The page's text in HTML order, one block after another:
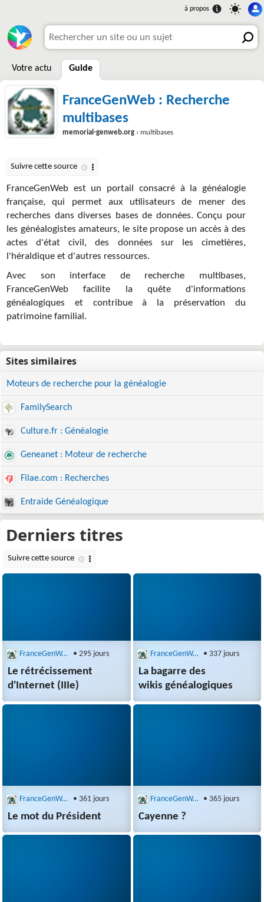
Votre actu Guide
FranceGenWeb : Recherche
multibases
memorial-genweb.org › multibases
FranceGenWeb est un portail consacré à la généalogie
française, qui permet aux utilisateurs de mener des
recherches dans diverses bases de données. Conçu pour
les généalogistes amateurs, le site propose un accès à des
actes d'état civil, des données sur les cimetières,
l'héraldique et d'autres ressources.
Avec son interface de recherche multibases,
FranceGenWeb facilite la quête d'informations
généalogiques et contribue à la préservation du
patrimoine familial.
Moteurs de recherche pour la généalogie
FamilySearch
Culture.fr : Généalogie
Geneanet : Moteur de recherche
Filae.com : Recherches
Entraide Généalogique
FranceGenWeb : Recherche multibases • 295 jours
Le rétrécissement
d'Internet (IIIe)
FranceGenWeb : Recherche multibases • 337 jours
La bagarre des
wikis généalogiques
FranceGenWeb : Recherche multibases • 361 jours
Le mot du Président
FranceGenWeb : Recherche multibases • 365 jours
Cayenne ?